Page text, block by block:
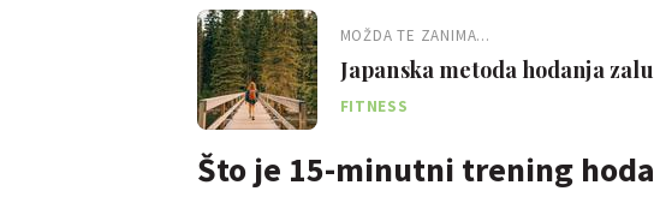
MOŽDA TE ZANIMA...
Japanska metoda hodanja
trebali isprobati
FITNESS
Što je 15-minutni trening